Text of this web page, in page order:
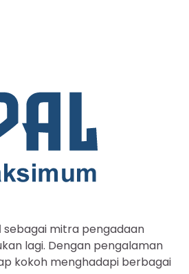
sebagai mitra pengadaan
lagi. Dengan pengalaman
kokoh menghadapi berbagai